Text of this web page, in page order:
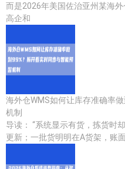
而是2026年美国佐治亚州某海
高企和
海外仓WMS如何让库存准确率
机制
导读： “系统显示有货，拣货时
更新；一批货明明在A货架，账